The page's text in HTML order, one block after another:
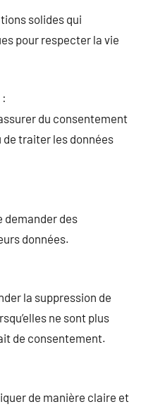
solides qui
pour respecter la vie
du consentement
traiter les données
demander des
données.
la suppression de
ne sont plus
de consentement.
de manière claire et